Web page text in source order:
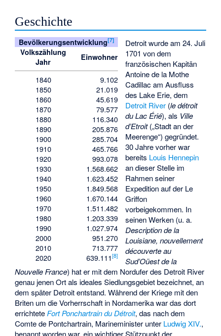
Geschichte
Bevölkerungsentwicklung[7]
Volkszählung
Jahr
Einwohner
1840
9.102
1850
21.019
1860
45.619
1870
79.577
1880
116.340
1890
205.876
1900
285.704
1910
465.766
1920
993.078
1930
1.568.662
1940
1.623.452
1950
1.849.568
1960
1.670.144
1970
1.511.482
1980
1.203.339
1990
1.027.974
2000
951.270
2010
713.777
2020
639.111[8]
Detroit wurde am 24. Juli
1701 von dem
französischen Kapitän
Antoine de la Mothe
Cadillacam Ausfluss
des Lake Erie, dem
Detroit River(le détroit
du Lac Érié), als Ville
d’Etroit(„Stadt an der
Meerenge“) gegründet.
30 Jahre vorher war
bereits Louis Hennepin
an dieser Stelle im
Rahmen seiner
Expedition auf der Le
Griffon
vorbeigekommen. In
seinen Werken (u. a.
Description de la
Louisiane, nouvellement
découverte au
Sud’Oüest de la
Nouvelle France) hat er mit dem Nordufer des Detroit River
genau jenen Ort als ideales Siedlungsgebiet bezeichnet, an
dem später Detroit entstand. Während der Kriege mit den
Briten um die Vorherrschaft in Nordamerika war das dort
errichtete Fort Ponchartrain du Détroit, das nach dem
Comte de Pontchartrain, Marineminister unter Ludwig XIV.,
benannt worden war, ein wichtiger Stützpunkt der